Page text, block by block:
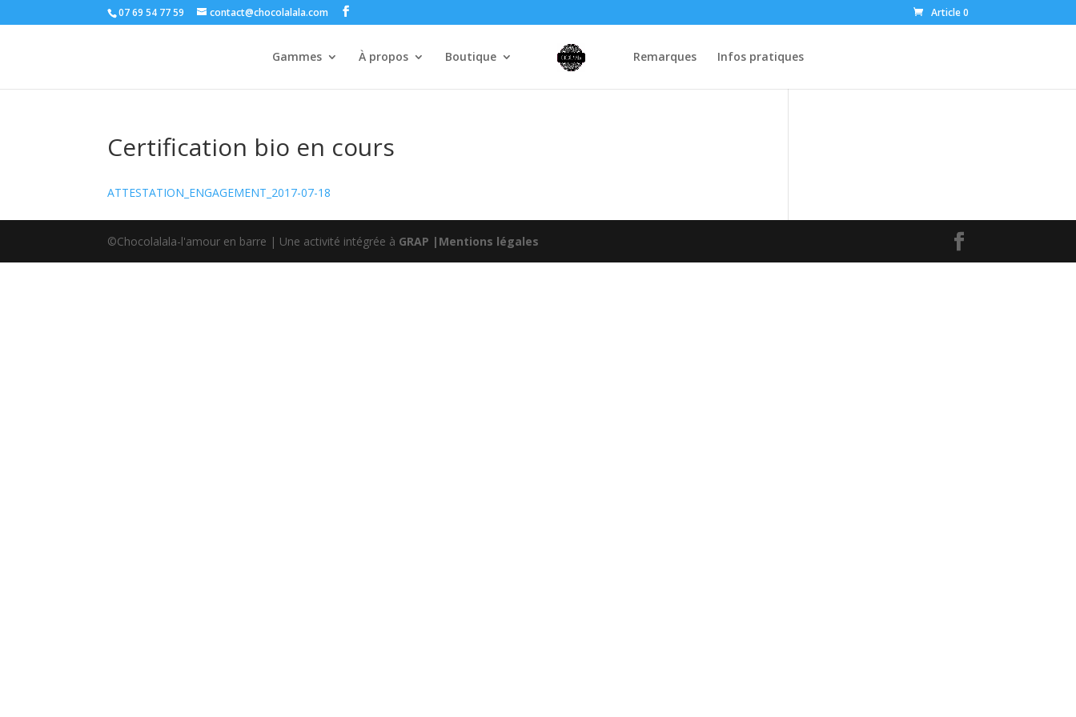
07 69 54 77 59 contact@chocolalala.com Article 0
Gammes À propos Boutique Remarques Infos pratiques
Certification bio en cours
ATTESTATION_ENGAGEMENT_2017-07-18
©Chocolalala-l'amour en barre | Une activité intégrée à GRAP | Mentions légales